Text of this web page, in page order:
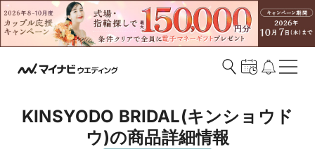
KINSYODO BRIDAL(キンショウド
ウ)の商品詳細情報